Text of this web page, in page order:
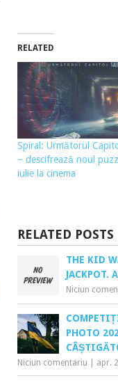
RELATED
Spiral: Următorul
– descifrează noul
iulie la cinema
RELATED POSTS
THE KID
JACKPOT.
Niciun
PHOTO
Niciun comentariu apr.